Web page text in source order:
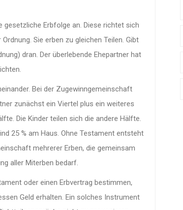
Erbfolge an. Diese richtet sich
Sie erben zu gleichen Teilen. Gibt
dran. Der überlebende Ehepartner hat
Bei der Zugewinngemeinschaft
zunächst ein Viertel plus ein weiteres
Die Kinder teilen sich die andere Hälfte.
25 % am Haus. Ohne Testament entsteht
mehrerer Erben, die gemeinsam
aller Miterben bedarf.
oder einen Erbvertrag bestimmen,
Geld erhalten. Ein solches Instrument